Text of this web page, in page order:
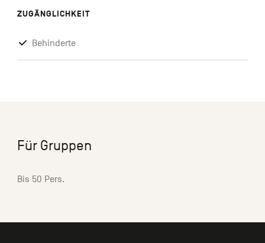
ZUGÄNGLICHKEIT
Behinderte
Für Gruppen
Bis 50 Pers.